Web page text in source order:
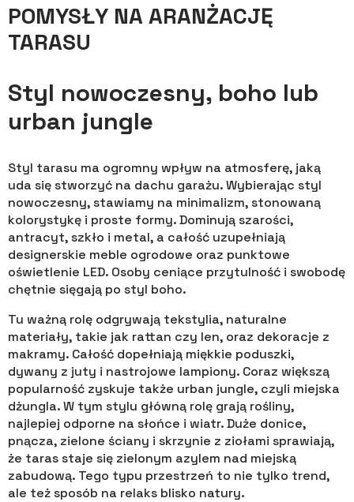
POMYSŁY NA ARANŻACJĘ
TARASU
Styl nowoczesny, boho lub
urban jungle
Styl tarasu ma ogromny wpływ na atmosferę, jaką
uda się stworzyć na dachu garażu. Wybierając styl
nowoczesny, stawiamy na minimalizm, stonowaną
kolorystykę i proste formy. Dominują szarości,
antracyt, szkło i metal, a całość uzupełniają
designerskie meble ogrodowe oraz punktowe
oświetlenie LED. Osoby ceniące przytulność i swobodę
chętnie sięgają po styl boho.
Tu ważną rolę odgrywają tekstylia, naturalne
materiały, takie jak rattan czy len, oraz dekoracje z
makramy. Całość dopełniają miękkie poduszki,
dywany z juty i nastrojowe lampiony. Coraz większą
popularność zyskuje także urban jungle, czyli miejska
dżungla. W tym stylu główną rolę grają rośliny,
najlepiej odporne na słońce i wiatr. Duże donice,
pnącza, zielone ściany i skrzynie z ziołami sprawiają,
że taras staje się zielonym azylem nad miejską
zabudową. Tego typu przestrzeń to nie tylko trend,
ale też sposób na relaks blisko natury.